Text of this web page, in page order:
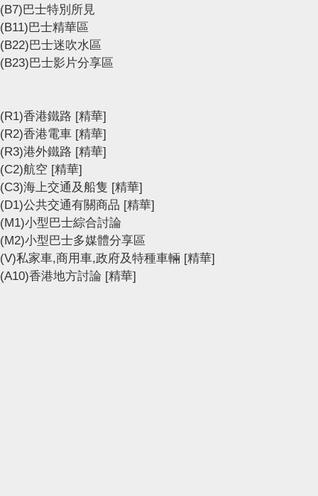
(B7)巴士特別所見
(B11)巴士精華區
(B22)巴士迷吹水區
(B23)巴士影片分享區
(R1)香港鐵路 [精華]
(R2)香港電車 [精華]
(R3)港外鐵路 [精華]
(C2)航空 [精華]
(C3)海上交通及船隻 [精華]
(D1)公共交通有關商品 [精華]
(M1)小型巴士綜合討論
(M2)小型巴士多媒體分享區
(V)私家車,商用車,政府及特種車輛 [精華]
(A10)香港地方討論 [精華]